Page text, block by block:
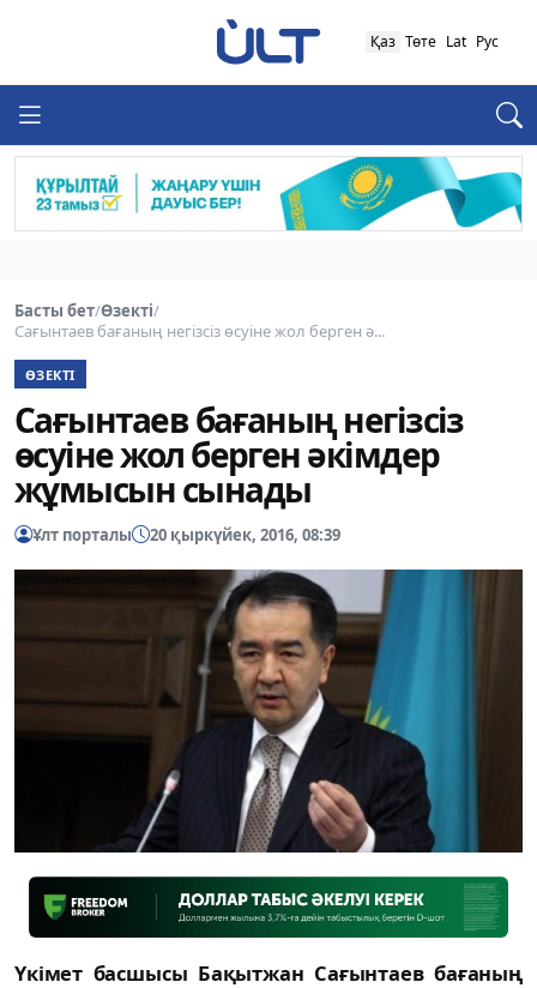
Қаз Төте Lat Рус
Басты бет/Өзекті/
Сағынтаев бағаның негізсіз өсуіне жол берген ә...
ӨЗЕКТІ
Сағынтаев бағаның негізсіз
өсуіне жол берген әкімдер
жұмысын сынады
Ұлт порталы 20 қыркүйек, 2016, 08:39
Үкімет басшысы Бақытжан Сағынтаев бағаның